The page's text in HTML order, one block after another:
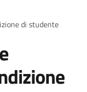
di studente